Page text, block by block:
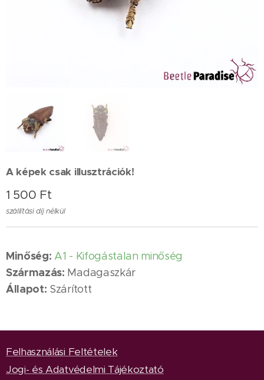
A képek csak illusztrációk!
1 500 Ft
szállítási díj nélkül
Minőség: A1 - Kifogástalan minőség
Származás: Madagaszkár
Állapot: Szárított
Felhasználási Feltételek
Jogi- és Adatvédelmi Tájékoztató